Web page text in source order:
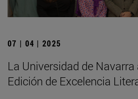
07 | 04 | 2025
La Universidad de Navarra
Edición de Excelencia